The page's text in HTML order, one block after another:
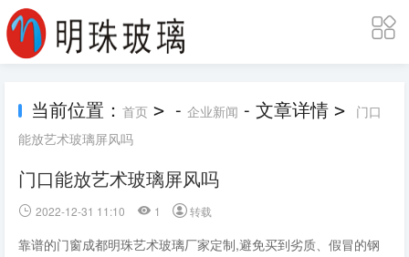
当前位置： 首页 > - 企业新闻 - 文章详情 >
门口
能放艺术玻璃屏风吗
门口能放艺术玻璃屏风吗
2022-12-31 11:10 1 转载
靠谱的门窗成都明珠艺术玻璃厂家定制,避免买到劣质、假冒的钢